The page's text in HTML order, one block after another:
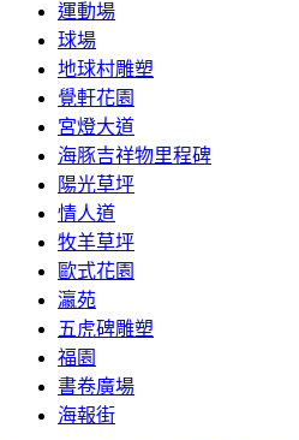
運動場
球場
地球村雕塑
覺軒花園
宮燈大道
海豚吉祥物里程碑
陽光草坪
情人道
牧羊草坪
歐式花園
瀛苑
五虎碑雕塑
福園
書卷廣場
海報街